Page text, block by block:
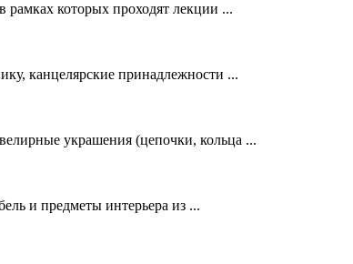
рамках которых проходят лекции ...
канцелярские принадлежности ...
украшения (цепочки, кольца ...
и предметы интерьера из ...